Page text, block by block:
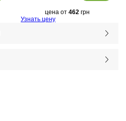
цена от 462грн
Узнать цену